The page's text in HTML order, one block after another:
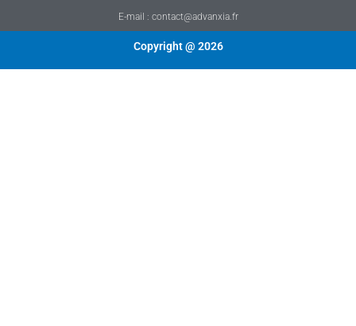
E-mail : contact@advanxia.fr
Copyright @ 2026